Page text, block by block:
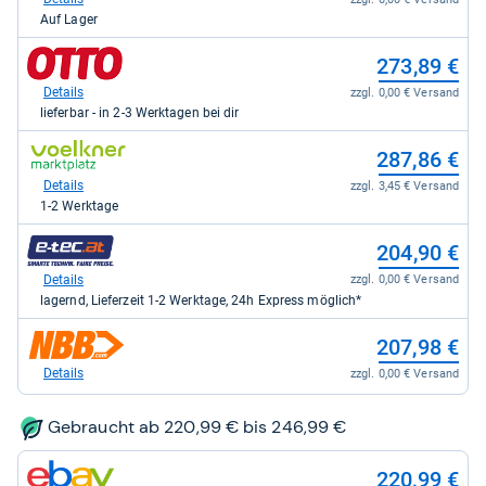
Amazon.de
259,99
kaufen.
Auf Lager
zum
Shop:
Otto.de
kaufen.
273,89 €
zzgl. 0,00 € Versand
Details
lieferbar - in 2-3 Werktagen bei dir
zum
Shop:
voelkner
für
287,86
kaufen.
287,86 €
zzgl. 3,45 € Versand
Details
1-2 Werktage
zum
Shop:
für
204,90
kaufen.
204,90 €
zzgl. 0,00 € Versand
Details
lagernd, Lieferzeit 1-2 Werktage, 24h Express möglich*
zum
Shop:
207,98
kaufen.
207,98 €
zzgl. 0,00 € Versand
Details
Gebraucht ab 220,99 € bis 246,99 €
zum
220,99 €